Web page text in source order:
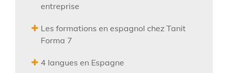
entreprise
Les formations en espagnol chez Tanit
Forma 7
4 langues en Espagne